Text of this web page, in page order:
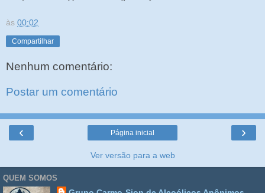
às 00:02
Compartilhar
Nenhum comentário:
Postar um comentário
‹ ›
Página inicial
Ver versão para a web
QUEM SOMOS